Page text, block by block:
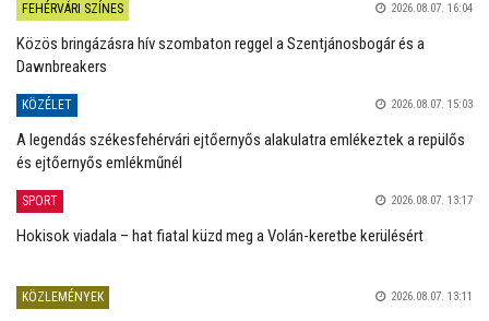
FEHÉRVÁRI SZÍNES 2026.08.07. 16:04
Közös bringázásra hív szombaton reggel a Szentjánosbogár és a
Dawnbreakers
KÖZÉLET 2026.08.07. 15:03
A legendás székesfehérvári ejtőernyős alakulatra emlékeztek a repülős
és ejtőernyős emlékműnél
SPORT 2026.08.07. 13:17
Hokisok viadala – hat fiatal küzd meg a Volán-keretbe kerülésért
KÖZLEMÉNYEK 2026.08.07. 13:11